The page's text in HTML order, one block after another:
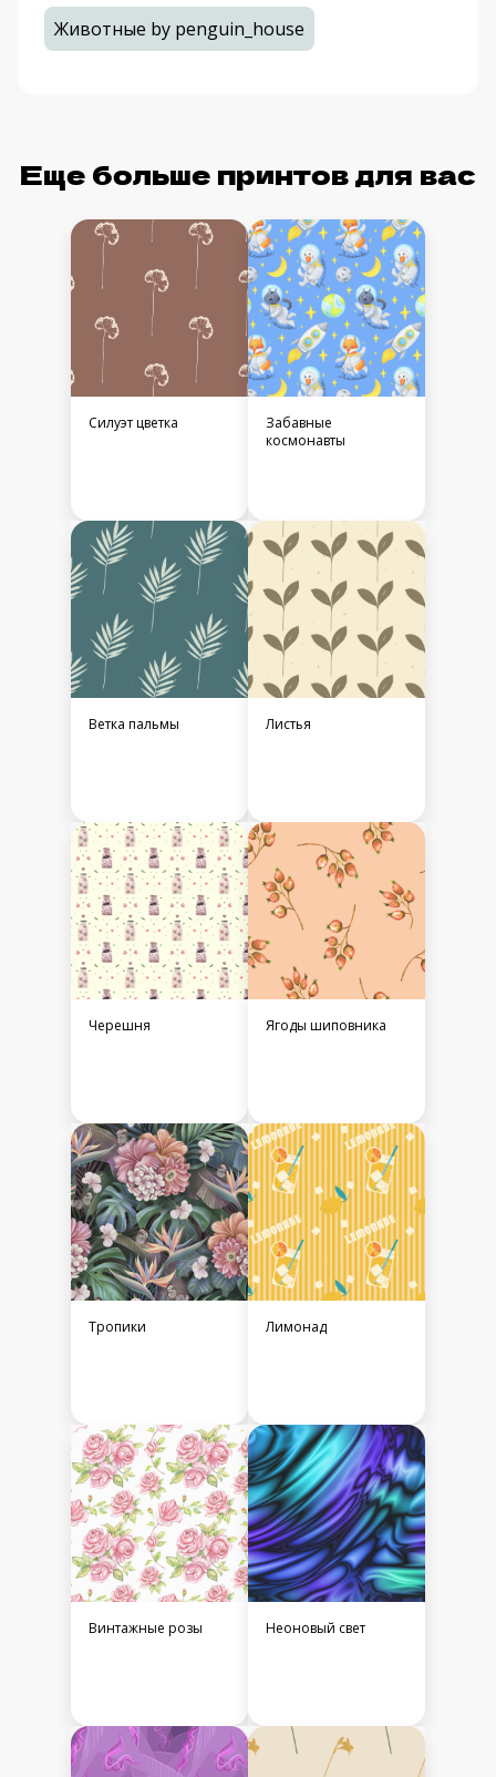
Животные by penguin_house
Еще больше принтов для вас
Силуэт цветка
Забавные
космонавты
Ветка пальмы Листья
Черешня Ягоды шиповника
Тропики Лимонад
Винтажные розы Неоновый свет